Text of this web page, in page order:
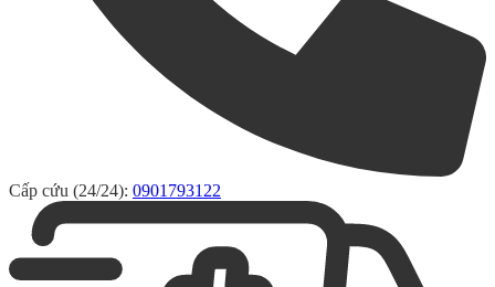
Cấp cứu (24/24): 0901793122